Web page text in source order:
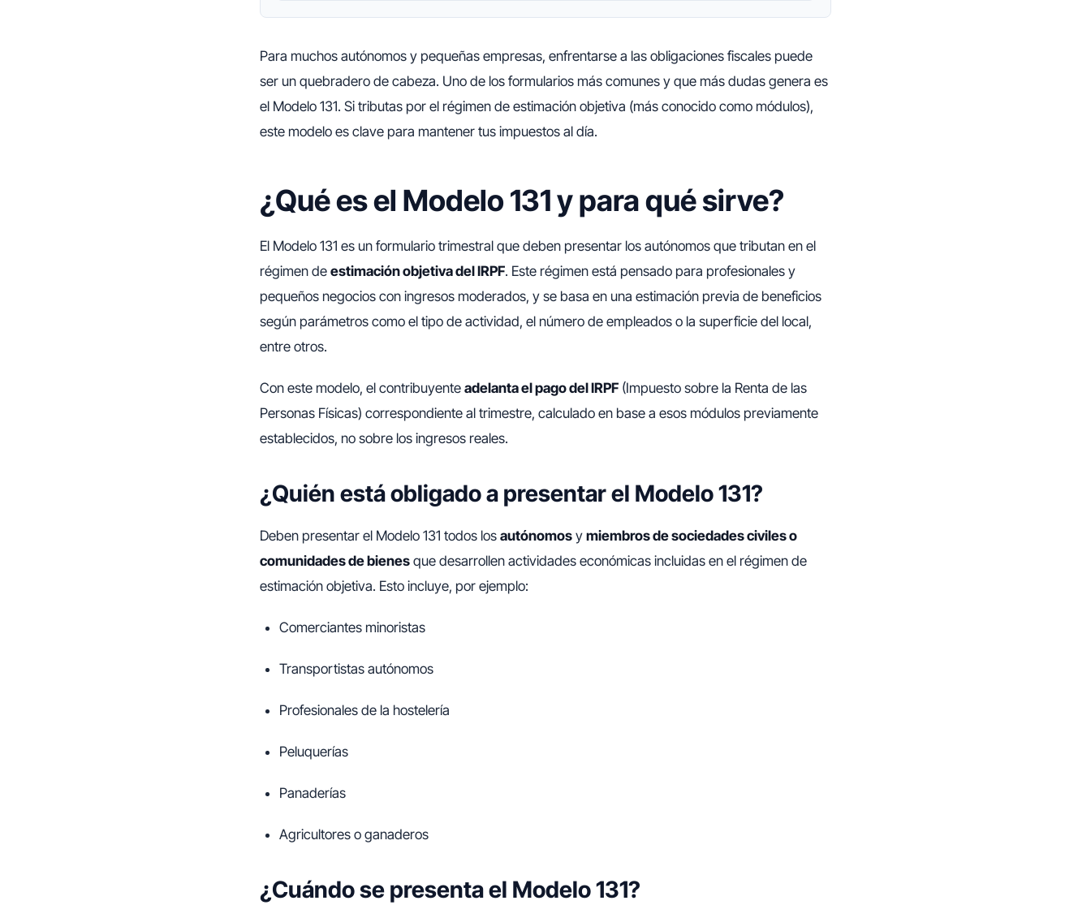
Para muchos autónomos y pequeñas empresas, enfrentarse a las obligaciones fiscales puede
ser un quebradero de cabeza. Uno de los formularios más comunes y que más dudas genera es
el Modelo 131. Si tributas por el régimen de estimación objetiva (más conocido como módulos),
este modelo es clave para mantener tus impuestos al día.
¿Qué es el Modelo 131 y para qué sirve?
El Modelo 131 es un formulario trimestral que deben presentar los autónomos que tributan en el
régimen de estimación objetiva del IRPF. Este régimen está pensado para profesionales y
pequeños negocios con ingresos moderados, y se basa en una estimación previa de beneficios
según parámetros como el tipo de actividad, el número de empleados o la superficie del local,
entre otros.
Con este modelo, el contribuyente adelanta el pago del IRPF (Impuesto sobre la Renta de las
Personas Físicas) correspondiente al trimestre, calculado en base a esos módulos previamente
establecidos, no sobre los ingresos reales.
¿Quién está obligado a presentar el Modelo 131?
Deben presentar el Modelo 131 todos los autónomos y miembros de sociedades civiles o
comunidades de bienes que desarrollen actividades económicas incluidas en el régimen de
estimación objetiva. Esto incluye, por ejemplo:
Comerciantes minoristas
Transportistas autónomos
Profesionales de la hostelería
Peluquerías
Panaderías
Agricultores o ganaderos
¿Cuándo se presenta el Modelo 131?